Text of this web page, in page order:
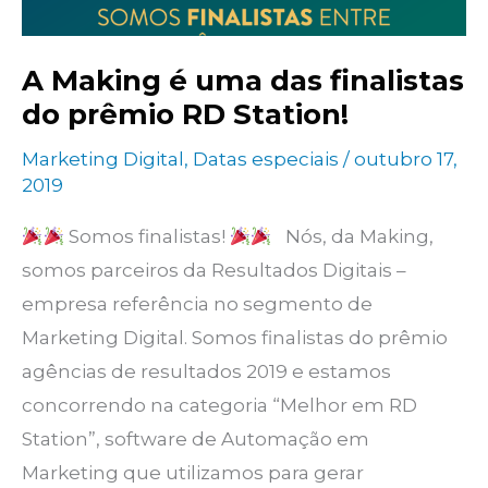
A Making é uma das finalistas
do prêmio RD Station!
Marketing Digital, Datas especiais /outubro 17,
2019
Somos finalistas!
Nós, da Making,
somos parceiros da Resultados Digitais –
empresa referência no segmento de
Marketing Digital. Somos finalistas do prêmio
agências de resultados 2019 e estamos
concorrendo na categoria “Melhor em RD
Station”, software de Automação em
Marketing que utilizamos para gerar